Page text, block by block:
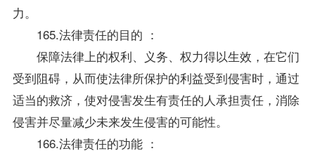
力。
165.法律责任的目的 ：
保障法律上的权利、义务、权力得以生效，在它们
受到阻碍，从而使法律所保护的利益受到侵害时，通过
适当的救济，使对侵害发生有责任的人承担责任，消除
侵害并尽量减少未来发生侵害的可能性。
166.法律责任的功能 ：